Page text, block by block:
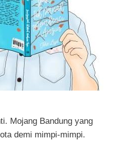
Mojang Bandung yang
demi mimpi-mimpi.